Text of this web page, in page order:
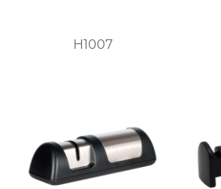
H1007